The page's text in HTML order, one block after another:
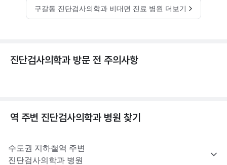
구갈동 진단검사의학과 비대면 진료 병원 더보기
진단검사의학과 방문 전 주의사항
역 주변 진단검사의학과 병원 찾기
수도권 지하철역 주변
진단검사의학과 병원